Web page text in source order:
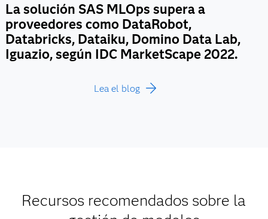
La solución SAS MLOps supera a
proveedores como DataRobot,
Databricks, Dataiku, Domino Data Lab,
Iguazio, según IDC MarketScape 2022.
Lea el blog
Recursos recomendados sobre la